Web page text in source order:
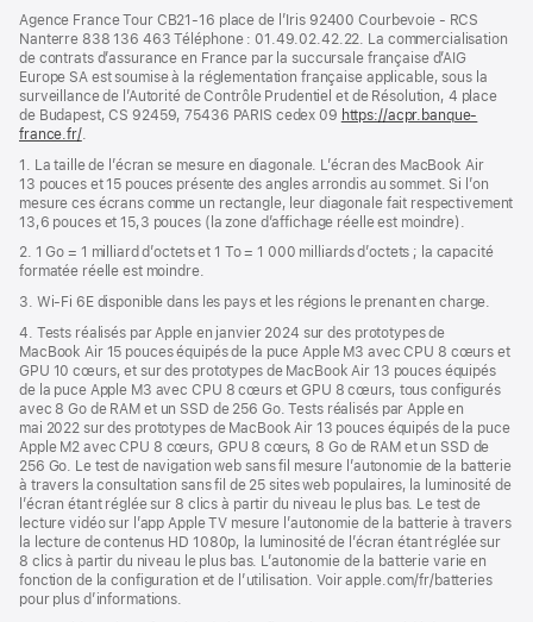
une
nouvelle
fenêtre)
Agence France Tour CB21-16 place de l’Iris 92400 Courbevoie - RCS
Nanterre 838 136 463 Téléphone : 01.49.02.42.22. La commercialisation
de contrats d’assurance en France par la succursale française d’AIG
Europe SA est soumise à la réglementation française applicable, sous la
surveillance de l’Autorité de Contrôle Prudentiel et de Résolution, 4 place
de Budapest, CS 92459, 75436 PARIS cedex 09 https://acpr.banque-
france.fr/(s’ouvre
une
nouvelle
fenêtre)
.
1. La taille de l’écran se mesure en diagonale. L’écran des MacBook Air
13 pouces et 15 pouces présente des angles arrondis au sommet. Si l’on
mesure ces écrans comme un rectangle, leur diagonale fait respectivement
13,6 pouces et 15,3 pouces (la zone d’affichage réelle est moindre).
2. 1 Go = 1 milliard d’octets et 1 To = 1 000 milliards d’octets ; la capacité
formatée réelle est moindre.
3. Wi-Fi 6E disponible dans les pays et les régions le prenant en charge.
4. Tests réalisés par Apple en janvier 2024 sur des prototypes de
MacBook Air 15 pouces équipés de la puce Apple M3 avec CPU 8 cœurs et
GPU 10 cœurs, et sur des prototypes de MacBook Air 13 pouces équipés
de la puce Apple M3 avec CPU 8 cœurs et GPU 8 cœurs, tous configurés
avec 8 Go de RAM et un SSD de 256 Go. Tests réalisés par Apple en
mai 2022 sur des prototypes de MacBook Air 13 pouces équipés de la puce
Apple M2 avec CPU 8 cœurs, GPU 8 cœurs, 8 Go de RAM et un SSD de
256 Go. Le test de navigation web sans fil mesure l’autonomie de la batterie
à travers la consultation sans fil de 25 sites web populaires, la luminosité de
l’écran étant réglée sur 8 clics à partir du niveau le plus bas. Le test de
lecture vidéo sur l’app Apple TV mesure l’autonomie de la batterie à travers
la lecture de contenus HD 1080p, la luminosité de l’écran étant réglée sur
8 clics à partir du niveau le plus bas. L’autonomie de la batterie varie en
fonction de la configuration et de l’utilisation. Voir apple.com/fr/batteries
pour plus d’informations.